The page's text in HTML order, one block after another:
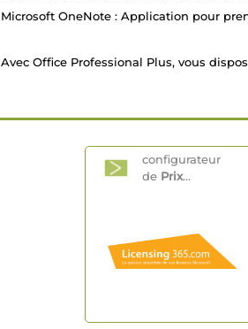
Microsoft OneNote : Application pour
Avec Office Professional Plus, vous
configurateur
de Prix...